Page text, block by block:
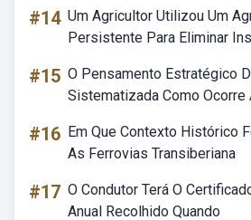
#14 Um Agricultor Utilizou Um
Persistente Para Eliminar
#15 O Pensamento Estratégico
Sistematizada Como Ocorre
#16 Em Que Contexto Histórico
As Ferrovias Transiberiana
#17 O Condutor Terá O
Anual Recolhido Quando